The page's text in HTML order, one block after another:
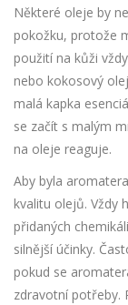
Některé oleje by
pokožku, protože
použití na kůži
nebo kokosový
malá kapka
se začít s malým
na oleje reaguje.
Aby byla
kvalitu olejů. Vždy
přidaných
silnější účinky.
pokud se
zdravotní potřeby.